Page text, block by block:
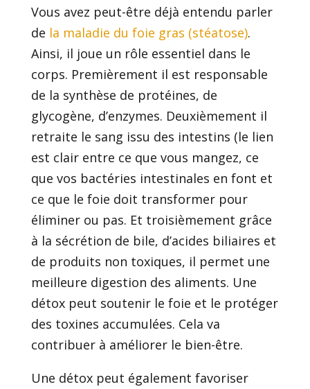
Vous avez peut-être déjà entendu parler
de la maladie du foie gras (stéatose).
Ainsi, il joue un rôle essentiel dans le
corps. Premièrement il est responsable
de la synthèse de protéines, de
glycogène, d’enzymes. Deuxièmement il
retraite le sang issu des intestins (le lien
est clair entre ce que vous mangez, ce
que vos bactéries intestinales en font et
ce que le foie doit transformer pour
éliminer ou pas. Et troisièmement grâce
à la sécrétion de bile, d’acides biliaires et
de produits non toxiques, il permet une
meilleure digestion des aliments. Une
détox peut soutenir le foie et le protéger
des toxines accumulées. Cela va
contribuer à améliorer le bien-être.
Une détox peut également favoriser